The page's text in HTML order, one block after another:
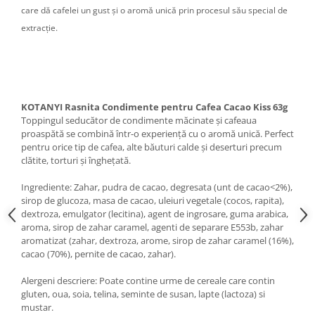
care dă cafelei un gust și o aromă unică prin procesul său special de
extracție.
KOTANYI Rasnita Condimente pentru Cafea Cacao Kiss 63g
Toppingul seducător de condimente măcinate și cafeaua
proaspătă se combină într-o experiență cu o aromă unică. Perfect
pentru orice tip de cafea, alte băuturi calde și deserturi precum
clătite, torturi și înghețată.
Ingrediente: Zahar, pudra de cacao, degresata (unt de cacao<2%),
sirop de glucoza, masa de cacao, uleiuri vegetale (cocos, rapita),
dextroza, emulgator (lecitina), agent de ingrosare, guma arabica,
aroma, sirop de zahar caramel, agenti de separare E553b, zahar
aromatizat (zahar, dextroza, arome, sirop de zahar caramel (16%),
cacao (70%), pernite de cacao, zahar).
Alergeni descriere: Poate contine urme de cereale care contin
gluten, oua, soia, telina, seminte de susan, lapte (lactoza) si
mustar.